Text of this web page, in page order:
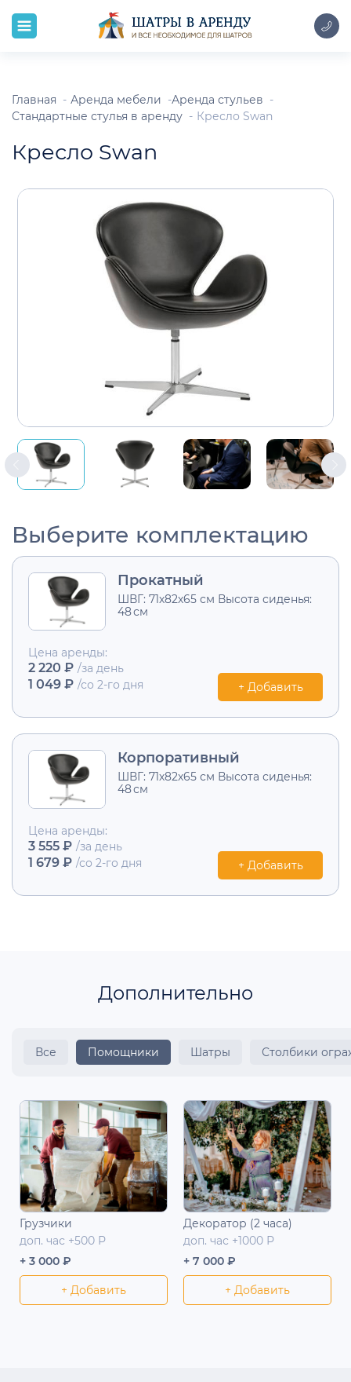
Главная Аренда мебели
Аренда стульев
Стандартные стулья в аренду
Кресло Swan
Кресло Swan
Выберите комплектацию
Прокатный
ШВГ: 71х82х65 см Высота сиденья:
48 см
Цена аренды:
2 220 ₽ /за день
1 049 ₽ /со 2-го дня + Добавить
Корпоративный
ШВГ: 71х82х65 см Высота сиденья:
48 см
Цена аренды:
3 555 ₽ /за день
1 679 ₽ /со 2-го дня + Добавить
Дополнительно
Все Помощники Шатры Столбики
Грузчики
доп. час +500 Р
+ 3 000 ₽
+ Добавить
Декоратор (2 часа)
доп. час +1000 Р
+ 7 000 ₽
+ Добавить